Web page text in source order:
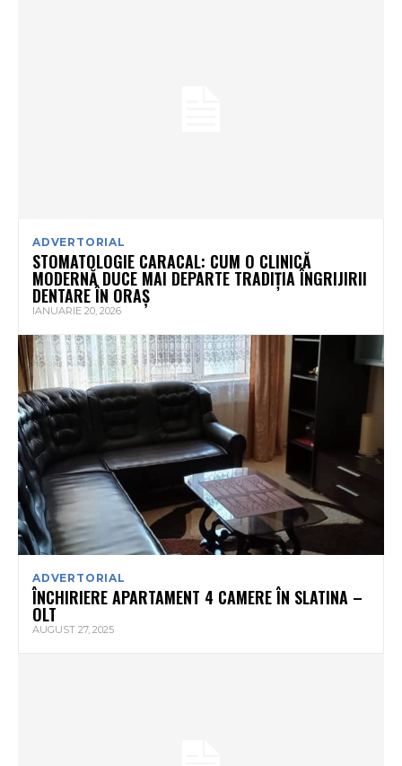
ADVERTORIAL
STOMATOLOGIE CARACAL: CUM O CLINICĂ
MODERNĂ DUCE MAI DEPARTE TRADIȚIA ÎNGRIJIRII
DENTARE ÎN ORAȘ
IANUARIE 20, 2026
ADVERTORIAL
ÎNCHIRIERE APARTAMENT 4 CAMERE ÎN SLATINA –
OLT
AUGUST 27, 2025